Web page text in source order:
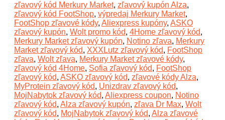
zľavový kód Merkury Market, zľavový kupón Alza,
zľavový kód FootShop, výpredaj Merkury Market,
FootShop zľavové kódy, Aliexpress kupóny, ASKO
zľavový kupón, Wolt promo kód, 4Home zľavový kód,
Merkury Market zľavový kupón, Notino zľava, Merkury
Market zľavový kód, XXXLutz zľavový kód, FootShop
zľava, Wolt zľava, Merkury Market zľavové kódy,
zľavový kód 4Home, Sofia zľavový kód, FootShop
zľavový kód, ASKO zľavový kód, zľavové kódy Alza,
MyProtein zľavový kód, Unizdrav zľavový kód,
MojNabytok zľavový kód, Aliexpress coupon, Notino
zľavový kód, Alza zľavový kupón, zľava Dr Max, Wolt
zľavový kód, MojNabytok zľavový kód, Alza zľavové